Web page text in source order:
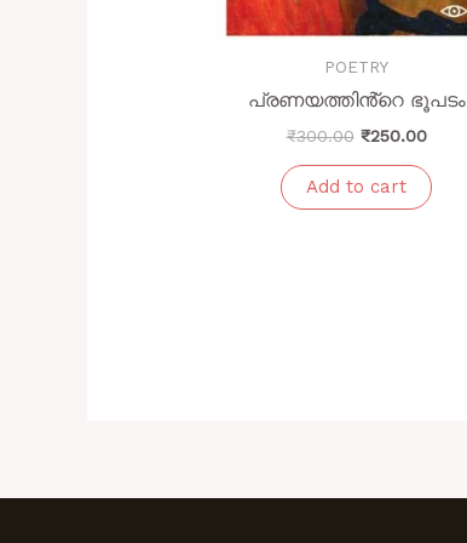
POETRY
പ്രണയത്തിൻ്റെ ഭൂപടം
₹300.00 ₹250.00
Add to cart